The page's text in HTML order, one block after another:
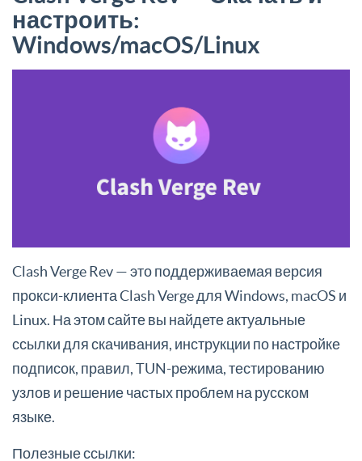
настроить:
Windows/macOS/Linux
Clash Verge Rev — это поддерживаемая версия
прокси-клиента Clash Verge для Windows, macOS и
Linux. На этом сайте вы найдете актуальные
ссылки для скачивания, инструкции по настройке
подписок, правил, TUN-режима, тестированию
узлов и решение частых проблем на русском
языке.
Полезные ссылки: